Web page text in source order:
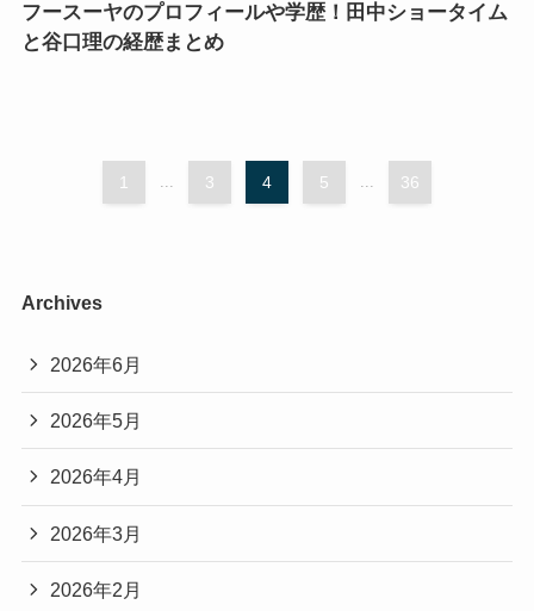
フースーヤのプロフィールや学歴！田中ショータイム
と谷口理の経歴まとめ
1 ... 3 4 5 ... 36
Archives
2026年6月
2026年5月
2026年4月
2026年3月
2026年2月